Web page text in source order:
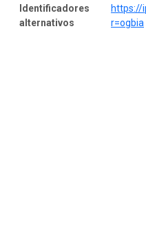
Identificadores
alternativos
https://
r=ogbia